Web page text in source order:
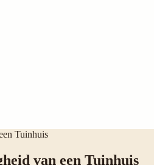
Tuinhuis
van een Tuinhuis